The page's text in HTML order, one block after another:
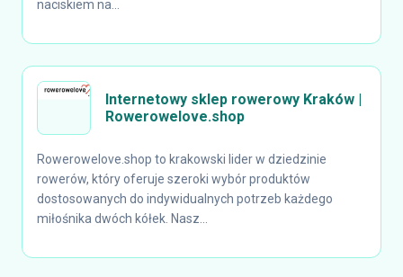
naciskiem na...
Internetowy sklep rowerowy Kraków |
Rowerowelove.shop
Rowerowelove.shop to krakowski lider w dziedzinie
rowerów, który oferuje szeroki wybór produktów
dostosowanych do indywidualnych potrzeb każdego
miłośnika dwóch kółek. Nasz...